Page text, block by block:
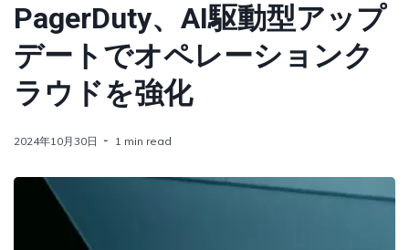
PagerDuty、AI駆動型アップ
デートでオペレーションク
ラウドを強化
2024年10月30日 1 min read